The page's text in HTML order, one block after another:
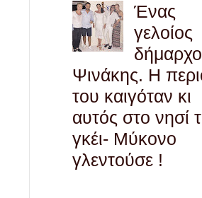
Ένας
γελοίος
Ψινάκης. Η
του καιγόταν κι
αυτός στο νησί
γκέι- Μύκονο
γλεντούσε !